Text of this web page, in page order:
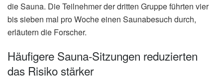
die Sauna. Die Teilnehmer der dritten Gruppe führten vier
bis sieben mal pro Woche einen Saunabesuch durch,
erläutern die Forscher.
Häufigere Sauna-Sitzungen reduzierten
das Risiko stärker